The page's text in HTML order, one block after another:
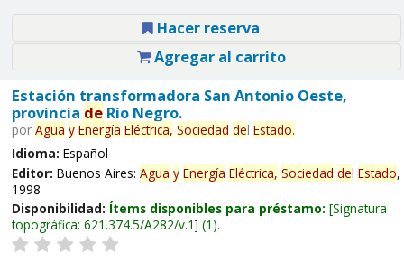
Hacer reserva
Agregar al carrito
Estación transformadora San Antonio Oeste,
provincia deRío Negro.
por Agua y Energía Eléctrica, Sociedad del Estado.
Idioma: Español
Editor: Buenos Aires: Agua y Energía Eléctrica, Sociedad del Estado,
1998
Disponibilidad: Ítems disponibles para préstamo: Signatura
topográfica: 621.374.5/A282/v.1 (1).